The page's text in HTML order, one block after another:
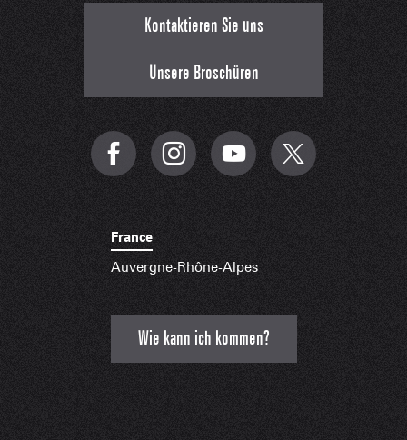
Kontaktieren Sie uns
Unsere Broschüren
France
Auvergne-Rhône-Alpes
Wie kann ich kommen?